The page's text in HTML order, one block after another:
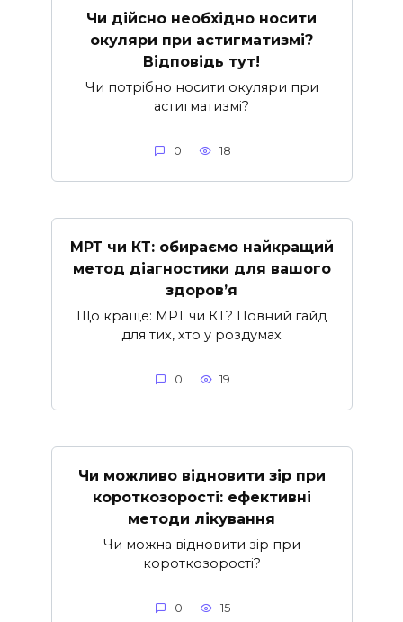
Чи дійсно необхідно носити
окуляри при астигматизмі?
Відповідь тут!
Чи потрібно носити окуляри при
астигматизмі?
0 18
МРТ чи КТ: обираємо найкращий
метод діагностики для вашого
здоров’я
Що краще: МРТ чи КТ? Повний гайд
для тих, хто у роздумах
0 19
Чи можливо відновити зір при
короткозорості: ефективні
методи лікування
Чи можна відновити зір при
короткозорості?
0 15